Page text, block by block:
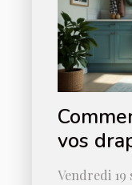
vos
leur
Vendredi 19